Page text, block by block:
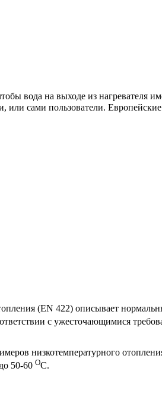
вода на выходе из нагревателя
или сами пользователи.
(EN 422) описывает
с ужесточающимися
низкотемпературного
50-60 ОС.